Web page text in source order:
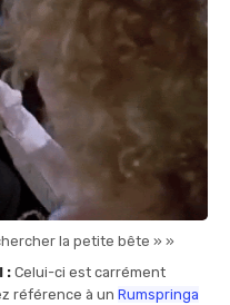
la petite bête » »
:Celui-ci est carrément
référence à un Rumspringa